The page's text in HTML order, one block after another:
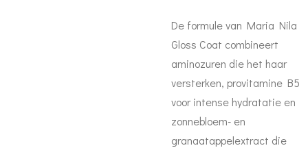
De formule van Maria Nila
Gloss Coat combineert
aminozuren die het haar
versterken, provitamine B5
voor intense hydratatie en
zonnebloem- en
granaatappelextract die